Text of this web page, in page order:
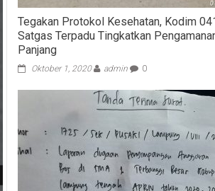
Tegakan Protokol Kesehatan, Kodim
Satgas Terpadu Tingkatkan
Panjang
Oktober 1, 2020 admin 0